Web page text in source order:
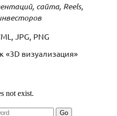
сайта, Reels,
JPG, PNG
«3D визуализация»